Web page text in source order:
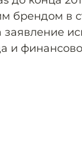
брендом в
и